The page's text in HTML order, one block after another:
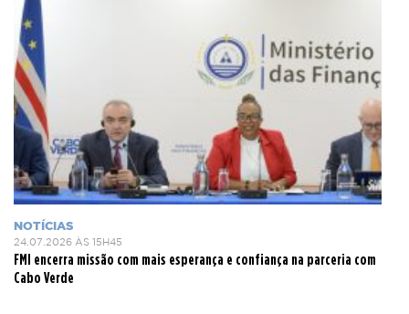
NOTÍCIAS
24.07.2026 ÀS 15H45
FMI encerra missão com mais esperança e confiança na parceria com
Cabo Verde